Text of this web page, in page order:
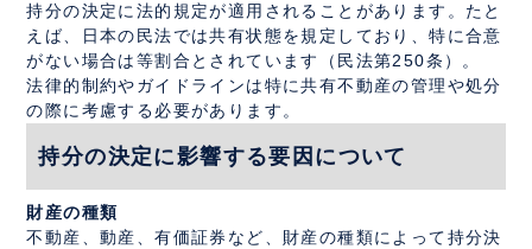
持分の決定に法的規定が適用されることがあります。たと
えば、日本の民法では共有状態を規定しており、特に合意
がない場合は等割合とされています（民法第250条）。
法律的制約やガイドラインは特に共有不動産の管理や処分
の際に考慮する必要があります。
持分の決定に影響する要因について
財産の種類
不動産、動産、有価証券など、財産の種類によって持分決